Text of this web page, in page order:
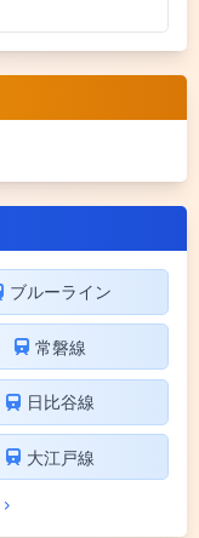
ブルーライン
常磐線
日比谷線
大江戸線